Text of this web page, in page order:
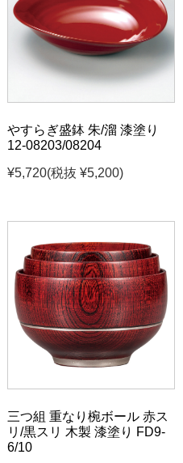
やすらぎ盛鉢 朱/溜 漆塗り
12-08203/08204
¥5,720(税抜 ¥5,200)
三つ組 重なり椀ボール 赤ス
リ/黒スリ 木製 漆塗り FD9-
6/10